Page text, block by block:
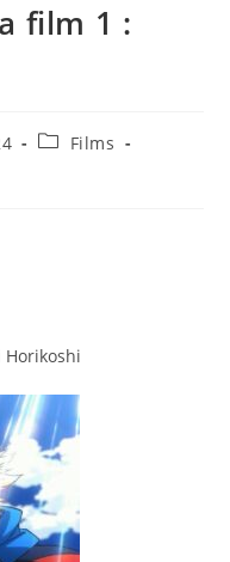
film 1 :
PostFilms
Horikoshi